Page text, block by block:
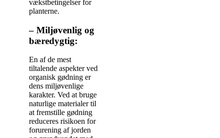
vækstbetingelser for
planterne.
– Miljøvenlig og
bæredygtig:
En af de mest
tiltalende aspekter ved
organisk gødning er
dens miljøvenlige
karakter. Ved at bruge
naturlige materialer til
at fremstille gødning
reduceres risikoen for
forurening af jorden